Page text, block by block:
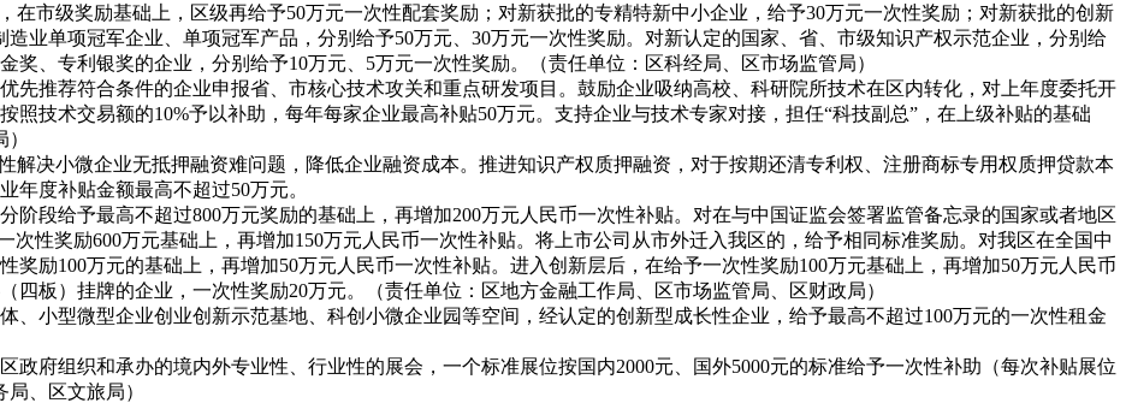
在市级奖励基础上，区级再给予50万元一次性配套奖励；对新获批的专精特新中小企业，给予30万元一次性奖励；对新获批的创新
业单项冠军企业、单项冠军产品，分别给予50万元、30万元一次性奖励。对新认定的国家、省、市级知识产权示范企业，分别给
奖、专利银奖的企业，分别给予10万元、5万元一次性奖励。（责任单位：区科经局、区市场监管局）
先推荐符合条件的企业申报省、市核心技术攻关和重点研发项目。鼓励企业吸纳高校、科研院所技术在区内转化，对上年度委托开
照技术交易额的10%予以补助，每年每家企业最高补贴50万元。支持企业与技术专家对接，担任“科技副总”，在上级补贴的基础
解决小微企业无抵押融资难问题，降低企业融资成本。推进知识产权质押融资，对于按期还清专利权、注册商标专用权质押贷款本
年度补贴金额最高不超过50万元。
阶段给予最高不超过800万元奖励的基础上，再增加200万元人民币一次性补贴。对在与中国证监会签署监管备忘录的国家或者地区
次性奖励600万元基础上，再增加150万元人民币一次性补贴。将上市公司从市外迁入我区的，给予相同标准奖励。对我区在全国中
奖励100万元的基础上，再增加50万元人民币一次性补贴。进入创新层后，在给予一次性奖励100万元基础上，再增加50万元人民币
板）挂牌的企业，一次性奖励20万元。（责任单位：区地方金融工作局、区市场监管局、区财政局）
、小型微型企业创业创新示范基地、科创小微企业园等空间，经认定的创新型成长性企业，给予最高不超过100万元的一次性租金
政府组织和承办的境内外专业性、行业性的展会，一个标准展位按国内2000元、国外5000元的标准给予一次性补助（每次补贴展位
、区文旅局）